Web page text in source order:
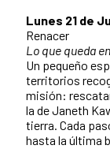
Lunes 21 de
Renacer
Lo que queda
Un pequeño
territorios
misión:
la de Janeth
tierra. Cada
hasta la última